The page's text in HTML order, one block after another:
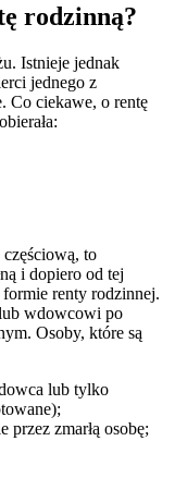
rodzinną?
Istnieje jednak
jednego z
Co ciekawe, o rentę
częściową, to
i dopiero od tej
renty rodzinnej.
wdowcowi po
Osoby, które są
lub tylko
zmarłą osobę;